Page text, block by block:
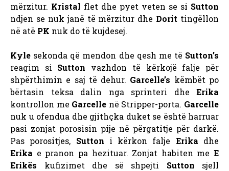
mërzitur. Kristal flet dhe pyet veten se si Sutton
ndjen se nuk janë të mërzitur dhe Dorit tingëllon
në atë PK nuk do të kujdesej.
Kyle sekonda që mendon dhe qesh me të Sutton’s
reagim si Sutton vazhdon të kërkojë falje për
shpërthimin e saj të dehur. Garcelle’s këmbët po
bërtasin teksa dalin nga sprinteri dhe Erika
kontrollon me Garcelle në Stripper-porta. Garcelle
nuk u ofendua dhe gjithçka duket se është harruar
pasi zonjat porosisin pije në përgatitje për darkë.
Pas porositjes, Sutton i kërkon falje Erika dhe
Erika e pranon pa hezituar. Zonjat habiten me E
Erikës kufizimet dhe së shpejti Sutton sjell